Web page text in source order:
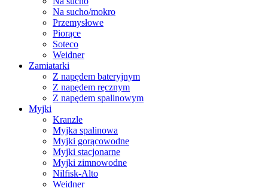
Na sucho/mokro
Przemysłowe
Piorące
Soteco
Weidner
Zamiatarki
Z napędem bateryjnym
Z napędem ręcznym
Z napędem spalinowym
Myjki
Kranzle
Myjka spalinowa
Myjki gorącowodne
Myjki stacjonarne
Myjki zimnowodne
Nilfisk-Alto
Weidner